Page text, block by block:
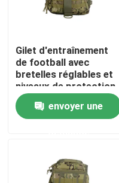
À la maison
Vidéos
Gilet d'entraînement
de football avec
bretelles réglables et
niveaux de protection
NIJ IV pour une
performance ultime
envoyer une